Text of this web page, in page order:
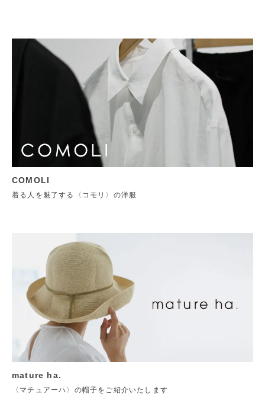
COMOLI
着る人を魅了する〈コモリ〉の洋服
mature ha.
〈マチュアーハ〉の帽子をご紹介いたします